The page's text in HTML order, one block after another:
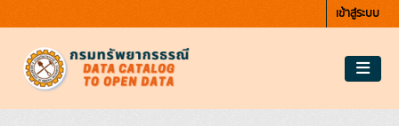
เข้าสู่ระบบ